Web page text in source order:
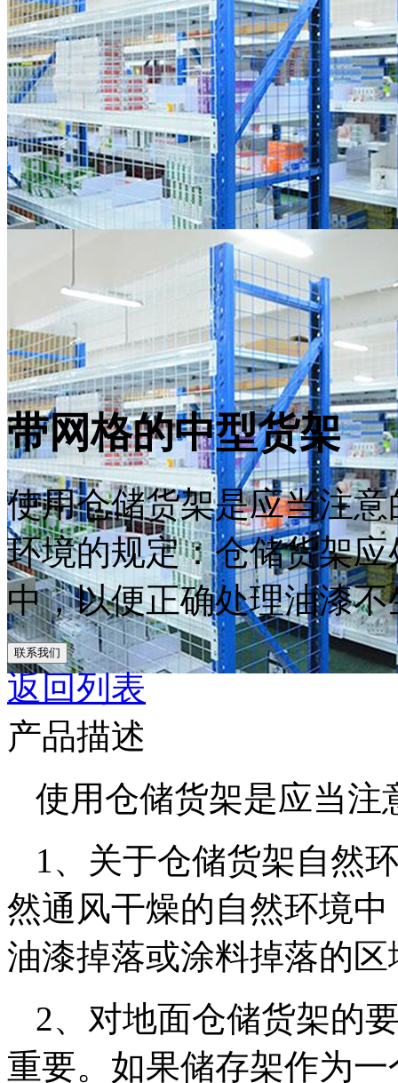
带网格的中型货架
使用仓储货架是应当注
环境的规定：仓储货架
中，以便正确处理油漆
联系我们
返回列表
产品描述
使用仓储货架是应当注
1、关于仓储货架自然
然通风干燥的自然环境
油漆掉落或涂料掉落的区
2、对地面仓储货架的
重要。如果储存架作为